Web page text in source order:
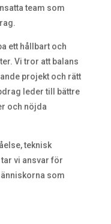
team som
ett hållbart och
Vi tror att balans
projekt och rätt
leder till bättre
och nöjda
teknisk
vi ansvar för
som